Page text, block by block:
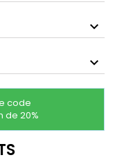
code
de 20%